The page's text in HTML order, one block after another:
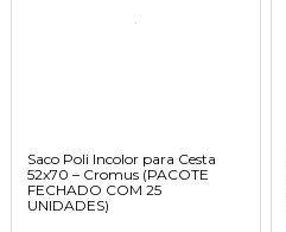
Saco Poli Incolor para Cesta
52x70 – Cromus (PACOTE
FECHADO COM 25
UNIDADES)